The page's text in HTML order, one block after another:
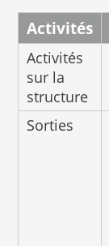
Activités
Activités
sur la
structure
Sorties